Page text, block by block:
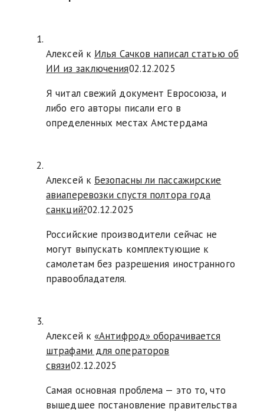
Алексей к Илья Сачков написал статью об
ИИ из заключения02.12.2025
Я читал свежий документ Евросоюза, и
либо его авторы писали его в
определенных местах Амстердама
Алексей к Безопасны ли пассажирские
авиаперевозки спустя полтора года
санкций?02.12.2025
Российские производители сейчас не
могут выпускать комплектующие к
самолетам без разрешения иностранного
правообладателя.
Алексей к «Антифрод» оборачивается
штрафами для операторов
связи02.12.2025
Самая основная проблема — это то, что
вышедшее постановление правительства